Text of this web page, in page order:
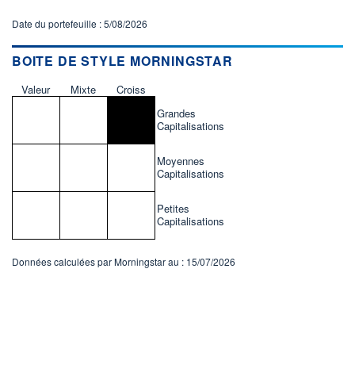
Date du portefeuille : 5/08/2026
BOITE DE STYLE MORNINGSTAR
Valeur Mixte
Croiss
Grandes
Capitalisations
Moyennes
Capitalisations
Petites
Capitalisations
Données calculées par Morningstar au : 15/07/2026